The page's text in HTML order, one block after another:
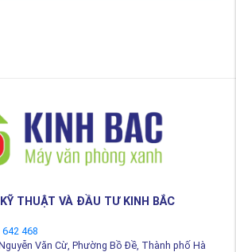
THUẬT VÀ ĐẦU TƯ KINH BẮC
468
Văn Cừ, Phường Bồ Đề, Thành phố Hà